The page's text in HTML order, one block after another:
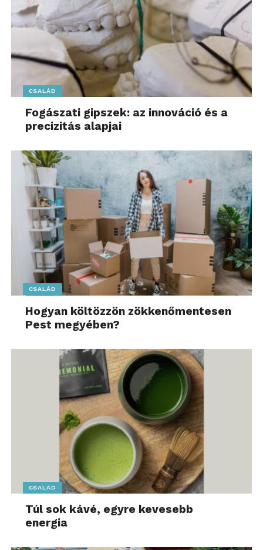
CSALÁD
Fogászati gipszek: az innováció és a
precizitás alapjai
CSALÁD
Hogyan költözzön zökkenőmentesen
Pest megyében?
CSALÁD
Túl sok kávé, egyre kevesebb
energia